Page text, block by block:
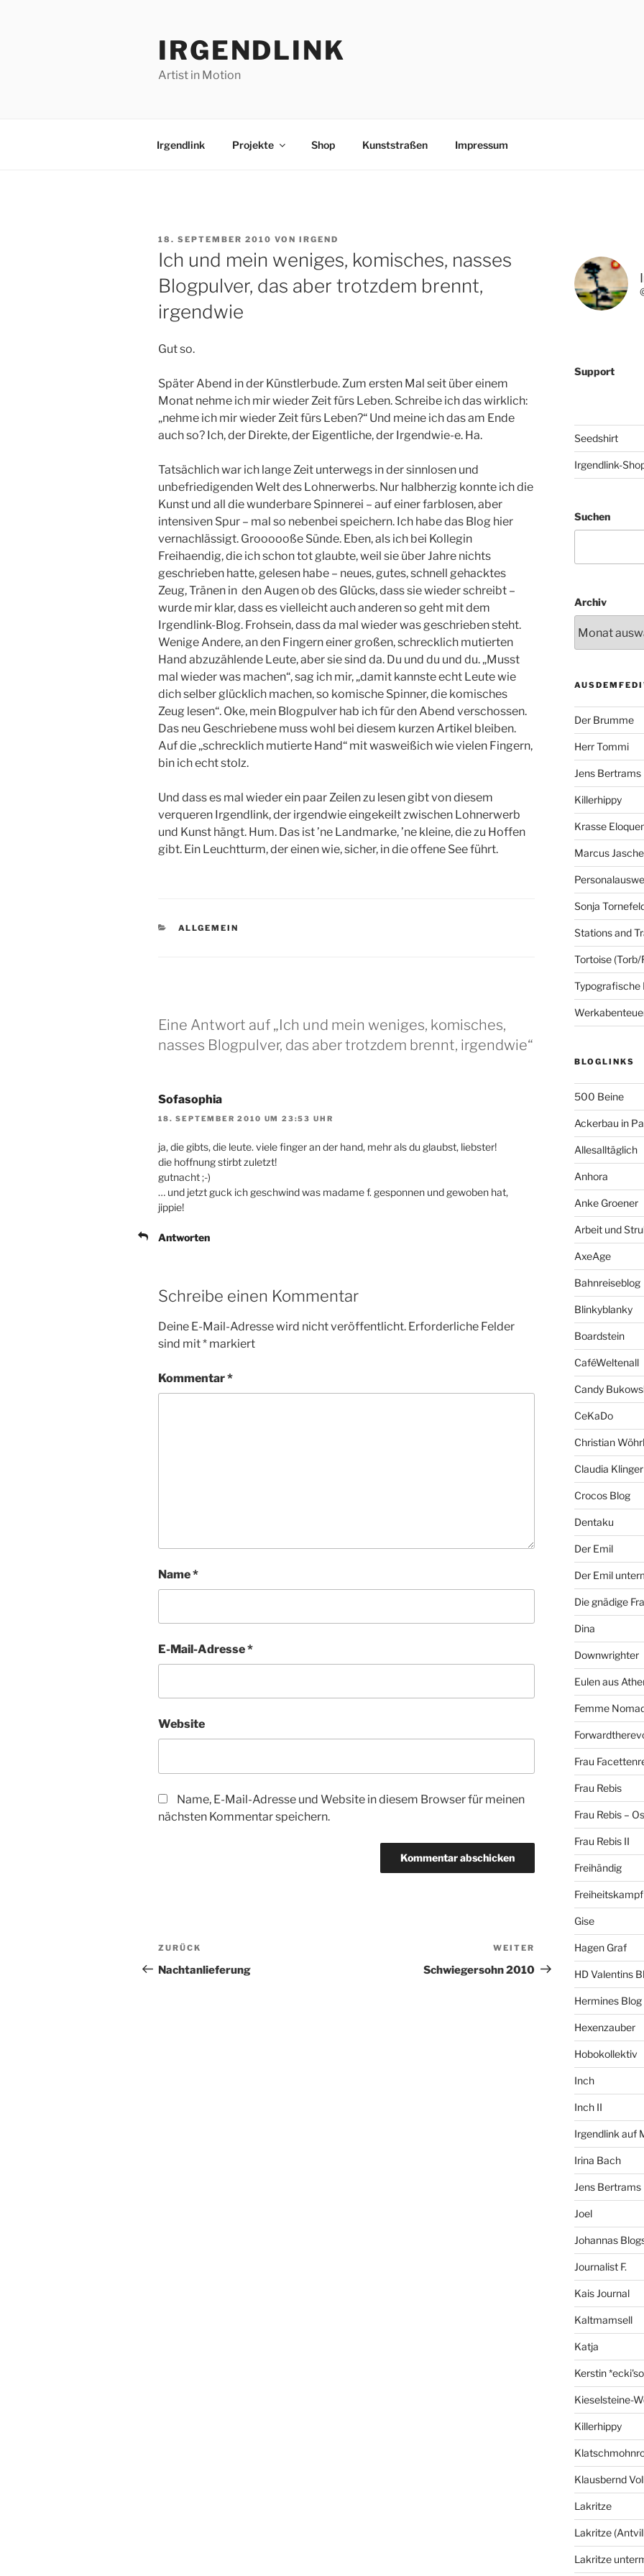
IRGENDLINK
Artist in Motion
Irgendlink Projekte Shop Kunststraßen Impressum
VERÖFFENTLICHT
AM
18. SEPTEMBER 2010 VON IRGEND
Ich und mein weniges, komisches, nasses
Blogpulver, das aber trotzdem brennt,
irgendwie
Gut so.
Später Abend in der Künstlerbude. Zum ersten Mal seit über einem
Monat nehme ich mir wieder Zeit fürs Leben. Schreibe ich das wirklich:
„nehme ich mir wieder Zeit fürs Leben?“ Und meine ich das am Ende
auch so? Ich, der Direkte, der Eigentliche, der Irgendwie-e. Ha.
Tatsächlich war ich lange Zeit unterwegs in der sinnlosen und
unbefriedigenden Welt des Lohnerwerbs. Nur halbherzig konnte ich die
Kunst und all die wunderbare Spinnerei – auf einer farblosen, aber
intensiven Spur – mal so nebenbei speichern. Ich habe das Blog hier
vernachlässigt. Groooooße Sünde. Eben, als ich bei Kollegin
Freihaendig, die ich schon tot glaubte, weil sie über Jahre nichts
geschrieben hatte, gelesen habe – neues, gutes, schnell gehacktes
Zeug, Tränen in den Augen ob des Glücks, dass sie wieder schreibt –
wurde mir klar, dass es vielleicht auch anderen so geht mit dem
Irgendlink-Blog. Frohsein, dass da mal wieder was geschrieben steht.
Wenige Andere, an den Fingern einer großen, schrecklich mutierten
Hand abzuzählende Leute, aber sie sind da. Du und du und du. „Musst
mal wieder was machen“, sag ich mir, „damit kannste echt Leute wie
dich selber glücklich machen, so komische Spinner, die komisches
Zeug lesen“. Oke, mein Blogpulver hab ich für den Abend verschossen.
Das neu Geschriebene muss wohl bei diesem kurzen Artikel bleiben.
Auf die „schrecklich mutierte Hand“ mit wasweißich wie vielen Fingern,
bin ich echt stolz.
Und dass es mal wieder ein paar Zeilen zu lesen gibt von diesem
verqueren Irgendlink, der irgendwie eingekeilt zwischen Lohnerwerb
und Kunst hängt. Hum. Das ist ’ne Landmarke, ’ne kleine, die zu Hoffen
gibt. Ein Leuchtturm, der einen wie, sicher, in die offene See führt.
KATEGORIEN
ALLGEMEIN
Eine Antwort auf „Ich und mein weniges, komisches,
nasses Blogpulver, das aber trotzdem brennt, irgendwie“
Sofasophia
18. SEPTEMBER 2010 UM 23:53 UHR
ja, die gibts, die leute. viele finger an der hand, mehr als du glaubst, liebster!
die hoffnung stirbt zuletzt!
gutnacht ;-)
… und jetzt guck ich geschwind was madame f. gesponnen und gewoben hat,
jippie!
Antworten
Schreibe einen Kommentar
Deine E-Mail-Adresse wird nicht veröffentlicht. Erforderliche Felder
sind mit* markiert
Kommentar*
Name*
E-Mail-Adresse*
Website
Name, E-Mail-Adresse und Website in diesem Browser für meinen
nächsten Kommentar speichern.
Beitragsnavigation
Vorheriger
Beitrag
ZURÜCK
Nachtanlieferung
Nächster
Beitrag
WEITER
Schwiegersohn 2010
Support
Seedshirt
Irgendlink-
Suchen
Archiv
Der Brumme
Herr Tommi
Jens Bertrams
Killerhippy
Krasse
Marcus
Sonja
Stations and
Tortoise (Torb/
Typografische
BLOGLINKS
500 Beine
Ackerbau in
Allesalltäglich
Anhora
Anke Groener
Arbeit und
AxeAge
Bahnreiseblog
Blinkyblanky
Boardstein
CaféWeltenall
Candy
CeKaDo
Christian Wöhrl
Claudia Klinger
Crocos Blog
Dentaku
Der Emil
Der Emil
Die gnädige
Dina
Downwrighter
Eulen aus
Femme
Frau
Frau Rebis
Frau Rebis –
Frau Rebis II
Freihändig
Freiheitskampf
Gise
Hagen Graf
HD Valentins
Hermines Blog
Hexenzauber
Hobokollektiv
Inch
Inch II
Irgendlink auf
Irina Bach
Jens Bertrams
Joel
Johannas
Journalist F.
Kais Journal
Kaltmamsell
Katja
Kerstin
Kieselsteine-
Killerhippy
Klausbernd
Lakritze
Lakritze
Lakritze